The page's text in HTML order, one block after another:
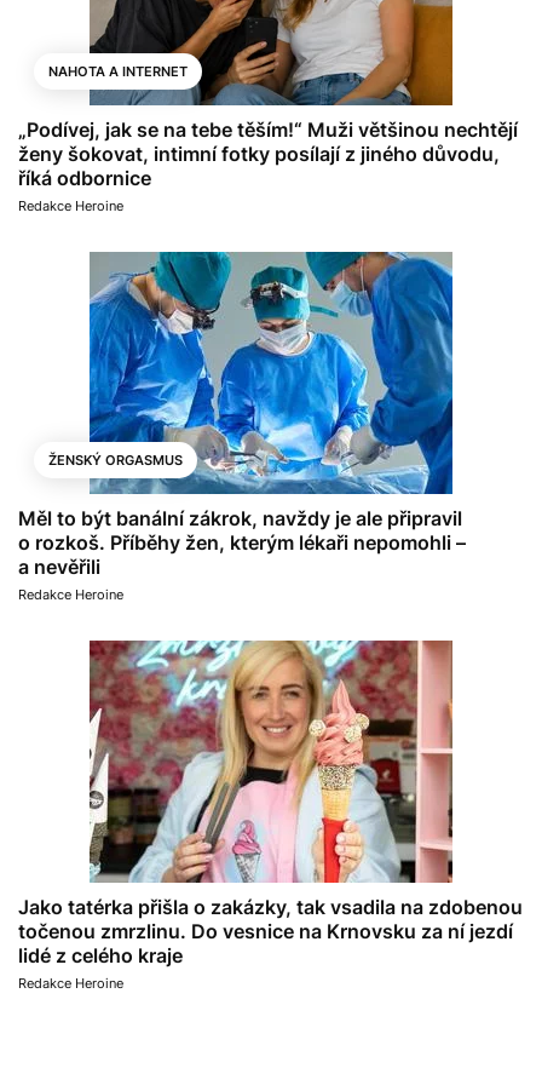
NAHOTA A INTERNET
„Podívej, jak se na tebe těším!“ Muži většinou nechtějí
ženy šokovat, intimní fotky posílají z jiného důvodu,
říká odbornice
Redakce Heroine
ŽENSKÝ ORGASMUS
Měl to být banální zákrok, navždy je ale připravil
o rozkoš. Příběhy žen, kterým lékaři nepomohli –
a nevěřili
Redakce Heroine
Jako tatérka přišla o zakázky, tak vsadila na zdobenou
točenou zmrzlinu. Do vesnice na Krnovsku za ní jezdí
lidé z celého kraje
Redakce Heroine